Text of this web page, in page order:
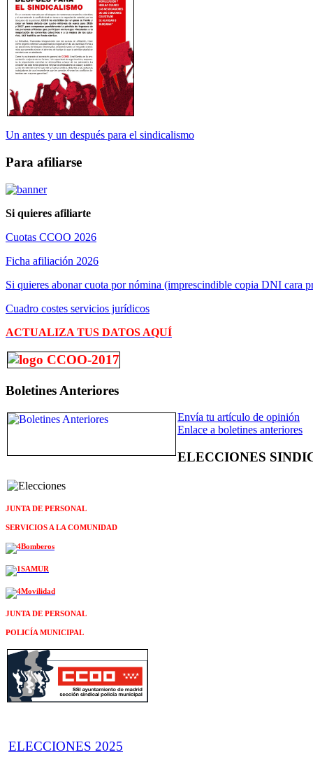
Un antes y un después para el sindicalismo
Para afiliarse
Si quieres afiliarte
Cuotas CCOO 2026
Ficha afiliación 2026
Si quieres abonar cuota por nómina (imprescindible copia DNI cara
Cuadro costes servicios jurídicos
ACTUALIZA TUS DATOS AQUÍ
Boletines Anteriores
Envía tu artículo de opinión
Enlace a boletines anteriores
ELECCIONES
JUNTA DE PERSONAL
SERVICIOS A LA COMUNIDAD
JUNTA DE PERSONAL
POLICÍA MUNICIPAL
ELECCIONES 2025